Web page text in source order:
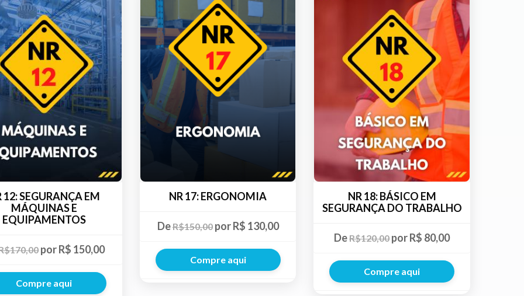
12: SEGURANÇA EM
MÁQUINAS E
EQUIPAMENTOS
por R$ 150,00
Compre aqui
NR 17: ERGONOMIA
DeR$150,00por R$ 130,00
Compre aqui
NR 18: BÁSICO EM
SEGURANÇA DO TRABALHO
DeR$120,00 por R$ 80,00
Compre aqui